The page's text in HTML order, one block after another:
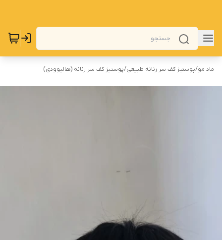
ماد مو/پوستیژ کف سر زنانه طبیعی/پوستیژ کف سر زنانه (هالیوودی)